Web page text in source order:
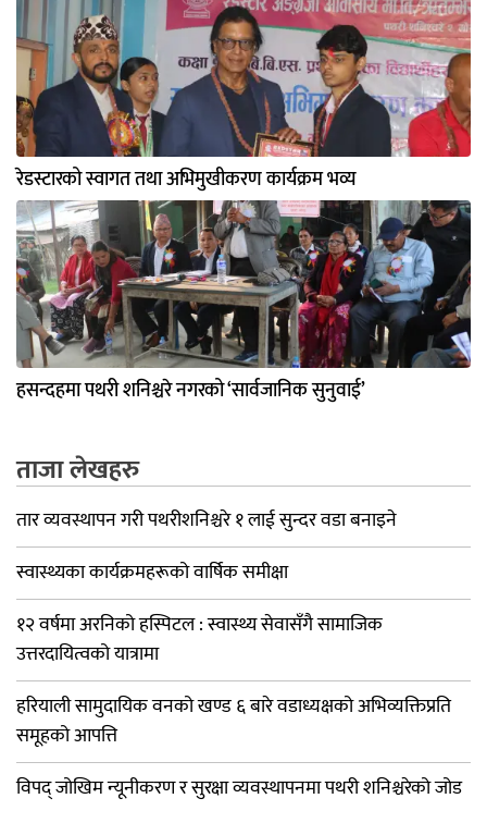
रेडस्टारको स्वागत तथा अभिमुखीकरण कार्यक्रम भव्य
हसन्दहमा पथरी शनिश्चरे नगरको ‘सार्वजानिक सुनुवाई’
ताजा लेखहरु
तार व्यवस्थापन गरी पथरीशनिश्चरे १ लाई सुन्दर वडा बनाइने
स्वास्थ्यका कार्यक्रमहरूको वार्षिक समीक्षा
१२ वर्षमा अरनिको हस्पिटल : स्वास्थ्य सेवासँगै सामाजिक
उत्तरदायित्वको यात्रामा
हरियाली सामुदायिक वनको खण्ड ६ बारे वडाध्यक्षको अभिव्यक्तिप्रति
समूहको आपत्ति
विपद् जोखिम न्यूनीकरण र सुरक्षा व्यवस्थापनमा पथरी शनिश्चरेको जोड